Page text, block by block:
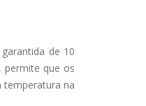
de 10
, permite que os
temperatura na